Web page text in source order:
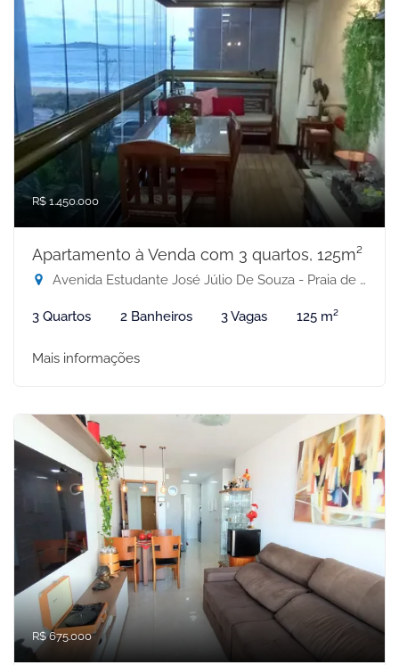
R$ 1.450.000
Apartamento à Venda com 3 quartos, 125m²
Avenida Estudante José Júlio De Souza - Praia de Itaparica, Vila Velha-ES
3 Quartos 2 Banheiros 3 Vagas 125 m²
Mais informações
R$ 675.000